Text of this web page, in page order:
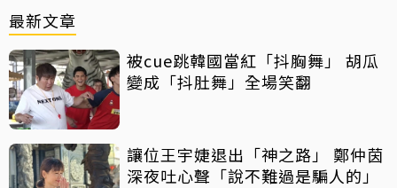
最新文章
被cue跳韓國當紅「抖胸舞」 胡瓜
變成「抖肚舞」全場笑翻
讓位王宇婕退出「神之路」 鄭仲茵
深夜吐心聲「說不難過是騙人的」